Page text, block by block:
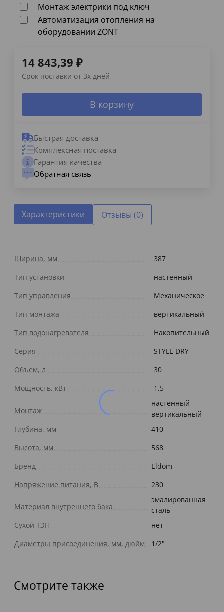
Монтаж электрики под ключ
Автоматизация отопления на
оборудовании ZONT
14 843,39 ₽
Срок поставки от 3х дней
В корзину
Быстрая доставка
Комплексная поставка
Гарантия качества
Обратная связь
Характеристики Отзывы (0)
Ширина, мм
387
Тип установки
настенный
Тип управления
Механическое
Тип монтажа
вертикальный
Тип водонагревателя
Накопительный
Серия
STYLE DRY
Объем, л
30
Мощность, кВт
1.5
Монтаж
настенный
вертикальный
Глубина, мм
410
Высота, мм
568
Бренд
Eldom
Напряжение питания, В
230
Материал внутреннего бака
эмалированная
сталь
Сухой ТЭН
нет
Диаметры присоединения, мм, дюйм
1/2"
Смотрите также